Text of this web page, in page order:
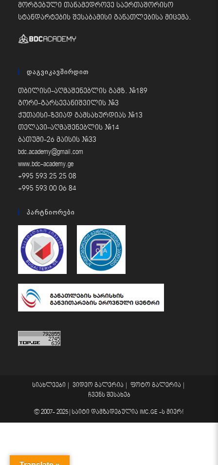
მორგებული თანამედროვე საერთაშორისო
სტანდარტების შესაბამისი განათლებისა მიცემა.
Დაგვიკავშირდით
თბილისი-აღმაშენებლის გამზ. #189
გორი-გარსევანიშვილის #3
ქუთაისი-ზვიად გამსახურდიას #13
თელავი-აღმაშენებლის #14
ბათუმი-26 მაისის #33
bdc.academy@gmail.com
www.bdc-academy.ge
+995 593 25 25 08
+995 593 00 06 84
Პარტნიორები
სიახლეები ვიდეო გალერია
ფოტო გალერია
ჩვენს შესახებ
© 2007- 2025 | საიტი დამზადებულია IMC.GE -ს მიერ!